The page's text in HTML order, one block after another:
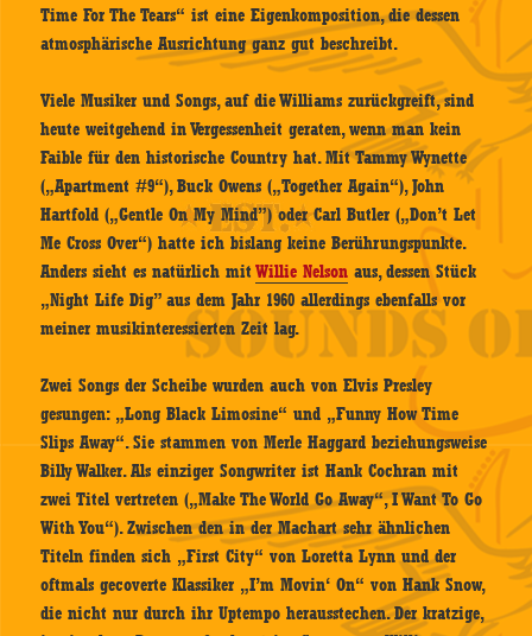
Time For The Tears“ ist eine Eigenkomposition, die dessen
atmosphärische Ausrichtung ganz gut beschreibt.
Viele Musiker und Songs, auf die Williams zurückgreift, sind
heute weitgehend in Vergessenheit geraten, wenn man kein
Faible für den historische Country hat. Mit Tammy Wynette
(„Apartment #9“), Buck Owens („Together Again“), John
Hartfold („Gentle On My Mind”) oder Carl Butler („Don’t Let
Me Cross Over“) hatte ich bislang keine Berührungspunkte.
Anders sieht es natürlich mitWillie Nelson aus, dessen Stück
„Night Life Dig” aus dem Jahr 1960 allerdings ebenfalls vor
meiner musikinteressierten Zeit lag.
Zwei Songs der Scheibe wurden auch von Elvis Presley
gesungen: „Long Black Limosine“ und „Funny How Time
Slips Away“. Sie stammen von Merle Haggard beziehungsweise
Billy Walker. Als einziger Songwriter ist Hank Cochran mit
zwei Titel vertreten („Make The World Go Away“, I Want To Go
With You“). Zwischen den in der Machart sehr ähnlichen
Titeln finden sich „First City“ von Loretta Lynn und der
oftmals gecoverte Klassiker „I’m Movin‘ On“ von Hank Snow,
die nicht nur durch ihr Uptempo herausstechen. Der kratzige,